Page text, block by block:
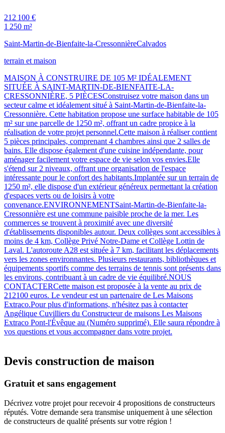
212 100 €
1 250 m²
Saint-Martin-de-Bienfaite-la-CressonnièreCalvados
terrain et maison
MAISON À CONSTRUIRE DE 105 M² IDÉALEMENT
SITUÉE À SAINT-MARTIN-DE-BIENFAITE-LA-
CRESSONNIÈRE, 5 PIÈCESConstruisez votre maison dans un
secteur calme et idéalement situé à Saint-Martin-de-Bienfaite-la-
Cressonnière. Cette habitation propose une surface habitable de 105
m² sur une parcelle de 1250 m², offrant un cadre propice à la
réalisation de votre projet personnel.Cette maison à réaliser contient
5 pièces principales, comprenant 4 chambres ainsi que 2 salles de
bains. Elle dispose également d'une cuisine indépendante, pour
aménager facilement votre espace de vie selon vos envies.Elle
s'étend sur 2 niveaux, offrant une organisation de l'espace
intéressante pour le confort des habitants.Implantée sur un terrain de
1250 m², elle dispose d'un extérieur généreux permettant la création
d'espaces verts ou de loisirs à votre
convenance.ENVIRONNEMENTSaint-Martin-de-Bienfaite-la-
Cressonnière est une commune paisible proche de la mer. Les
commerces se trouvent à proximité avec une diversité
d'établissements disponibles autour. Deux collèges sont accessibles à
moins de 4 km, Collège Privé Notre-Dame et Collège Lottin de
Laval. L'autoroute A28 est située à 7 km, facilitant les déplacements
vers les zones environnantes. Plusieurs restaurants, bibliothèques et
équipements sportifs comme des terrains de tennis sont présents dans
les environs, contribuant à un cadre de vie équilibré.NOUS
CONTACTERCette maison est proposée à la vente au prix de
212100 euros. Le vendeur est un partenaire de Les Maisons
Extraco.Pour plus d'informations, n'hésitez pas à contacter
Angélique Cuvilliers du Constructeur de maisons Les Maisons
Extraco Pont-l'Évêque au (Numéro supprimé). Elle saura répondre à
vos questions et vous accompagner dans votre projet.
Devis construction de maison
Gratuit et sans engagement
Décrivez votre projet pour recevoir 4 propositions de constructeurs
réputés. Votre demande sera transmise uniquement à une sélection
de constructeurs de qualité présents sur votre région !